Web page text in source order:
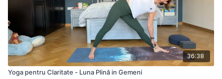
36:38
Yoga pentru Claritate - Luna Plină in Gemeni